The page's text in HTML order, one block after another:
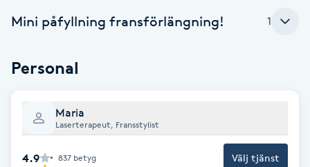
Cryoterapi
Damklippning
Dermapen
Mini påfyllning fransförlängning! 1
Personal
Maria
Laserterapeut, Fransstylist
4.9 837 betyg Välj tjänst